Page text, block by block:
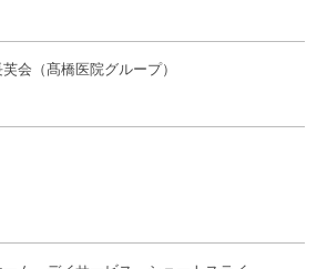
会（髙橋医院グループ）